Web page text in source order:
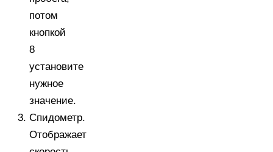
потом
кнопкой
8
установите
нужное
значение.
Спидометр.
Отображает